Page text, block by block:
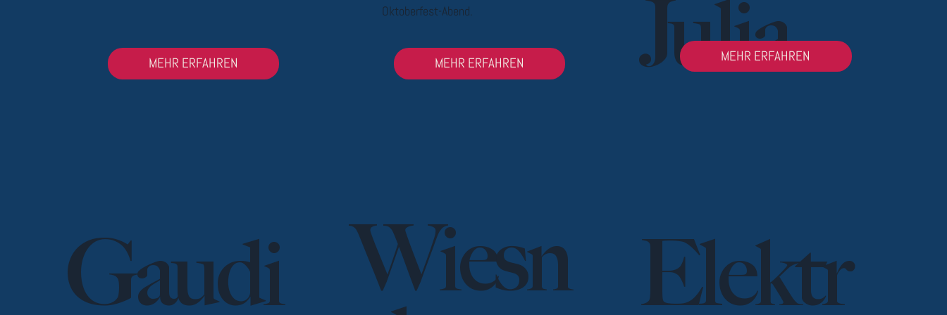
MEHR ERFAHREN
Oktoberfest-Abend.
MEHR ERFAHREN Julia
MEHR ERFAHREN
Gaudi Wiesn Elektr